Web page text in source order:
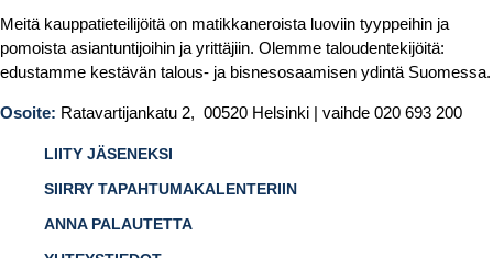
Meitä kauppatieteilijöitä on matikkaneroista luoviin tyyppeihin ja
pomoista asiantuntijoihin ja yrittäjiin. Olemme taloudentekijöitä:
edustamme kestävän talous- ja bisnesosaamisen ydintä Suomessa.
Osoite: Ratavartijankatu 2, 00520 Helsinki | vaihde 020 693 200
LIITY JÄSENEKSI
SIIRRY TAPAHTUMAKALENTERIIN
ANNA PALAUTETTA